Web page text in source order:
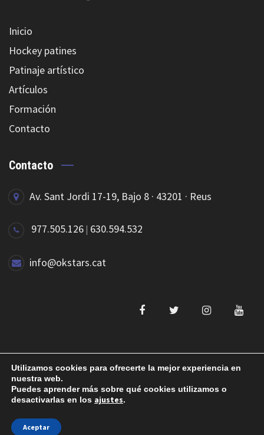
Inicio
Hockey patines
Patinaje artístico
Artículos
Formación
Contacto
Contacto
Av. Sant Jordi 17-19, Bajo 8 · 43201 · Reus
977.505.126 | 630.594.532
info@okstars.cat
Aviso legal
cookies
©2020 okstars.cat - Web by
Utilizamos cookies para ofrecerte la mejor experiencia en
nuestra web.
Puedes aprender más sobre qué cookies utilizamos o
desactivarlas en los ajustes.
Aceptar